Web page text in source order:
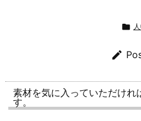


素材を気に入っていただけれ
す。